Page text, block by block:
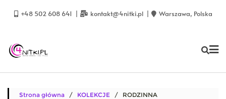
+48 502 608 641 kontakt@4nitki.pl Warszawa, Polska
Strona główna / KOLEKCJE / RODZINNA